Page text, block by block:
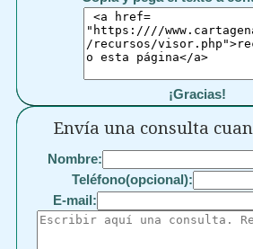
¡Gracias!
Envía una consulta
Nombre:
Teléfono(opcional):
E-mail: